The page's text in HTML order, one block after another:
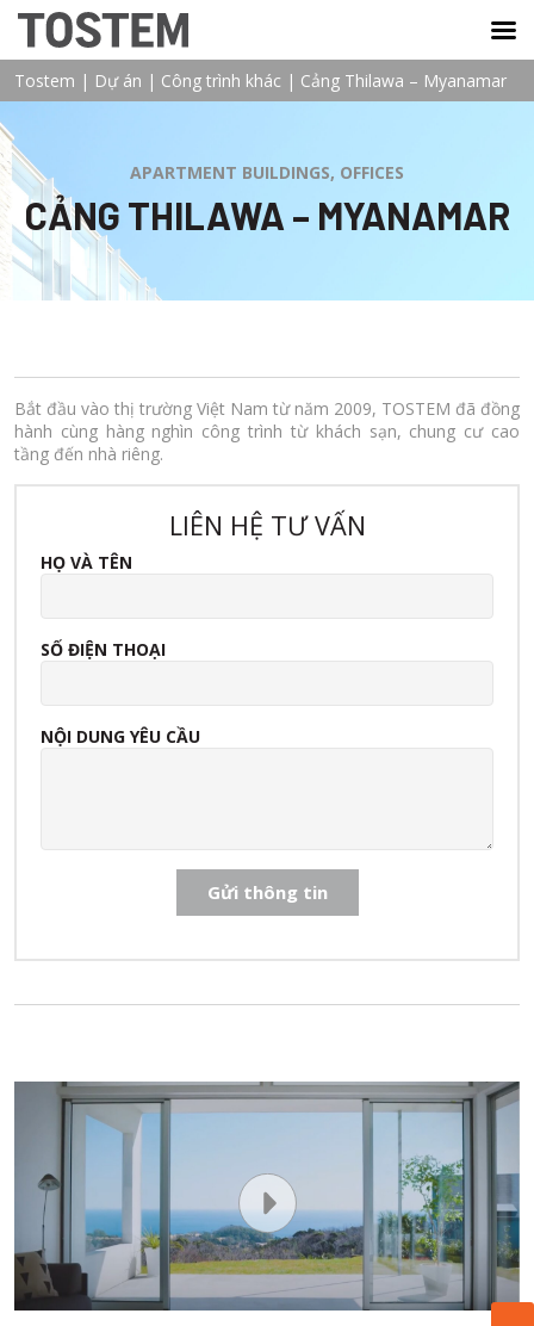
Tostem | Dự án | Công trình khác | Cảng Thilawa – Myanamar
APARTMENT BUILDINGS, OFFICES
CẢNG THILAWA – MYANAMAR
Bắt đầu vào thị trường Việt Nam từ năm 2009, TOSTEM đã đồng
hành cùng hàng nghìn công trình từ khách sạn, chung cư cao
tầng đến nhà riêng.
LIÊN HỆ TƯ VẤN
HỌ VÀ TÊN
SỐ ĐIỆN THOẠI
NỘI DUNG YÊU CẦU
TOSTEM VIỆT NAM